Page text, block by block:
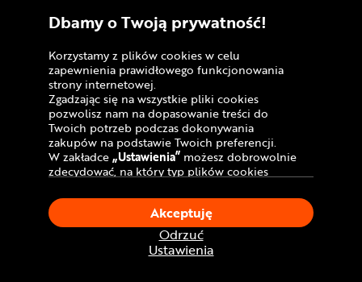
4,8 20 opinii
Rower trekkingowy ROMET Wagant
899,99 zł
999,99 zł
w poniedziałek! Dostawa GRATIS
Dbamy o Twoją prywatność!
Korzystamy z plików cookies w celu
zapewnienia prawidłowego funkcjonowania
strony internetowej.
Zgadzając się na wszystkie pliki cookies
pozwolisz nam na dopasowanie treści do
Twoich potrzeb podczas dokonywania
zakupów na podstawie Twoich preferencji.
W zakładce„Ustawienia” możesz dobrowolnie
zdecydować, na który typ plików cookies
Klikając„Akceptuję”, wyrażasz zgodę na
stosowanie ciasteczek zgodnie z ustawieniami
Twojej przeglądarki.
W dowolnym momencie, możesz dokonać
zmiany swojego wyboru klikając opcję
Ustawienia
Odrzuć
Akceptuję